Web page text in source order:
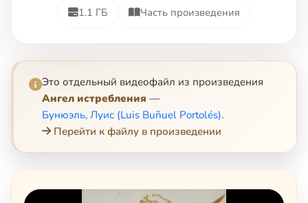
1.1 ГБ Часть произведения
Это отдельный видеофайл из произведения
Ангел истребления —
Бунюэль, Луис (Luis Buñuel Portolés).
Перейти к файлу в произведении